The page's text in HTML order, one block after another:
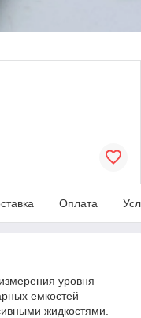
Оплата
уровня
емкостей
жидкостями.